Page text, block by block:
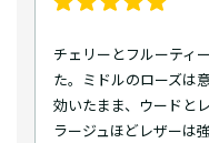
チェリーとフルーティ
た。ミドルのローズは
効いたまま、ウードと
ラージュほどレザーは